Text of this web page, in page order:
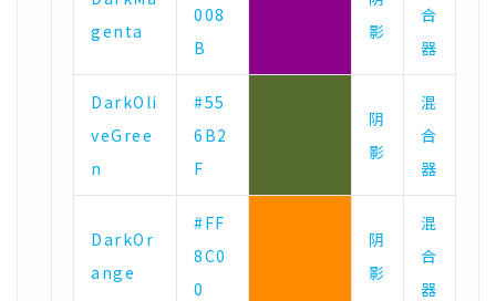
genta
008
B
影
合
器
DarkOli
veGree
n
#55
6B2
F
阴
影
混
合
器
DarkOr
ange
#FF
8C0
0
阴
影
混
合
器